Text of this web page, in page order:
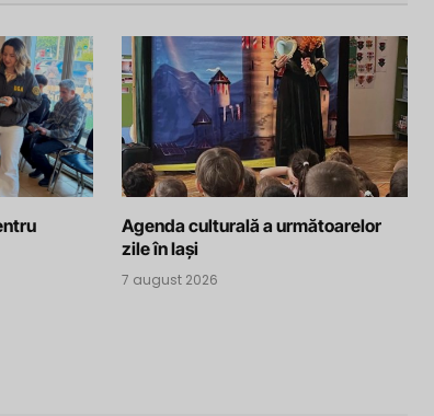
Agenda culturală a următoarelor
zile în Iași
7 august 2026